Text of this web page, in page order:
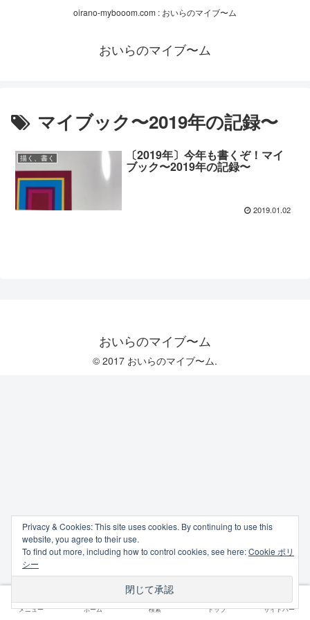
oirano-mybooom.com : おいらのマイブ〜ム
おいらのマイブ〜ム
マイブック〜2019年の記録〜
描く、書く 〔2019年〕今年も書くぞ！マイ
ブック〜2019年の記録〜
2019.01.02
おいらのマイブ〜ム
© 2017 おいらのマイブ〜ム.
メニュー ホーム 検索 トップ サイドバー
Privacy & Cookies: This site uses cookies. By continuing to use this
website, you agree to their use.
To find out more, including how to control cookies, see here:Cookie ポリ
シー